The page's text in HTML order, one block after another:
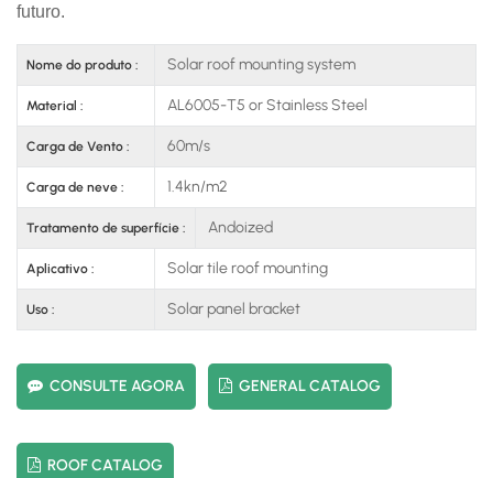
futuro.
Nome do produto : Solar roof mounting system
Material : AL6005-T5 or Stainless Steel
Carga de Vento : 60m/s
Carga de neve : 1.4kn/m2
Tratamento de superfície : Andoized
Aplicativo : Solar tile roof mounting
Uso : Solar panel bracket
CONSULTE AGORA GENERAL CATALOG
ROOF CATALOG